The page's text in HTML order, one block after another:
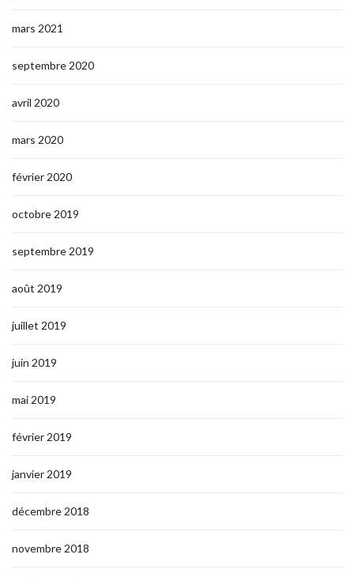
mars 2021
septembre 2020
avril 2020
mars 2020
février 2020
octobre 2019
septembre 2019
août 2019
juillet 2019
juin 2019
mai 2019
février 2019
janvier 2019
décembre 2018
novembre 2018